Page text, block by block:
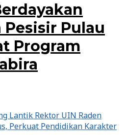
Pulau
Program